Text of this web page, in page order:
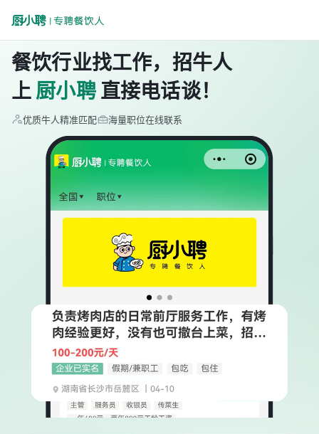
餐饮行业找工作，招牛人
上 厨小聘 直接电话谈！
优质牛人精准匹配 海量职位在线联系